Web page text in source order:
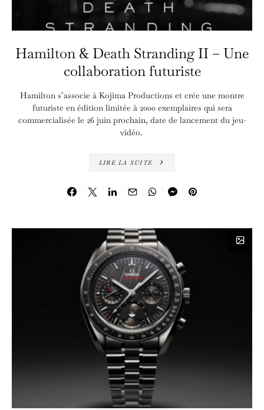
Hamilton & Death Stranding II – Une
collaboration futuriste
Hamilton s’associe à Kojima Productions et crée une montre
futuriste en édition limitée à 2000 exemplaires qui sera
commercialisée le 26 juin prochain, date de lancement du jeu-
vidéo.
LIRE LA SUITE